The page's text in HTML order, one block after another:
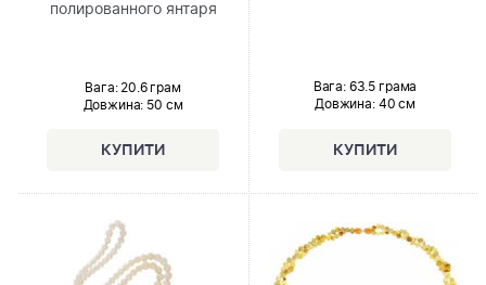
полированного янтаря
Вага: 20.6 грам
Довжина: 50 см
Вага: 63.5 грама
Довжина:40 см